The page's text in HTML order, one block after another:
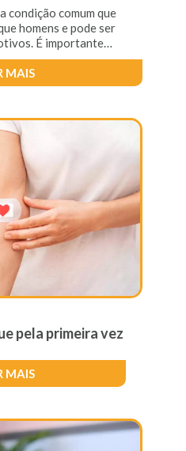
condição comum que
homens e pode ser
da infecção urinária
MAIS
pela primeira vez
MAIS